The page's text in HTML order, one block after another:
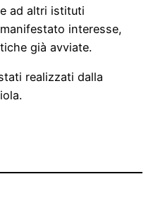
ad altri istituti
interesse,
già avviate.
realizzati dalla